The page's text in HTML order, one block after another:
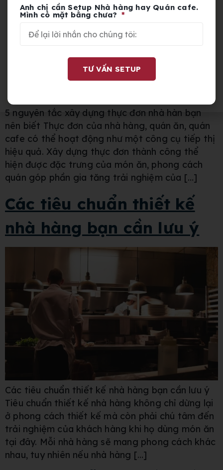
5 nguyên tắc xây dựng thực đơn nhà hàn bạn
nên biết Thực đơn của nhà hàng, quán ăn, quán
cafe có thể hoạt động như một công cụ tiếp thị
hiệu quả. Xây dựng thực đơn thành công thể
hiện được đặc trưng của món ăn, phong cách
quán góp phần gia tăng trải nghiệm của […]
Các tiêu chuẩn thiết kế
nhà hàng bạn cần lưu ý
Các tiêu chuẩn thiết kế nhà hàng bạn cần lưu ý
Tiêu chuẩn thiết kế nhà hàng không chỉ dừng lại
ở phong cách thiết kế mà còn phải chú tâm đến
trải nghiệm của khách hàng khi họ dùng món ăn
tại đây. Mỗi nhà hàng sẽ mang phong cách khác
nhau, tuy nhiên nếu nhà hàng […]
Anh chị cần Setup Nhà hàng hay Quán cafe.
Mình có mặt bằng chưa?
TƯ VẤN SETUP